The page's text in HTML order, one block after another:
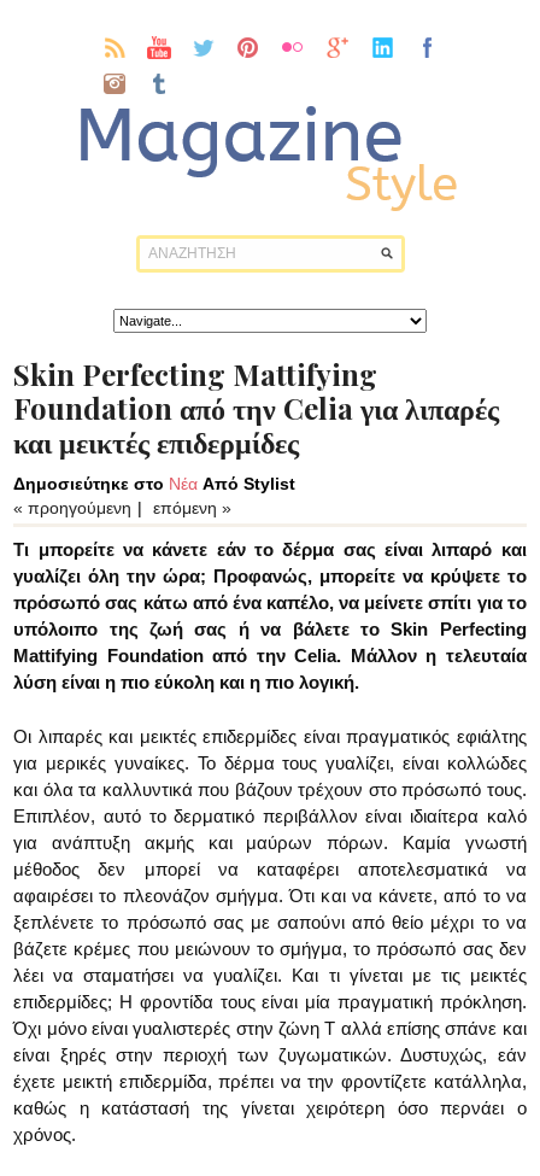
Skin Perfecting Mattifying
Foundation από την Celia για λιπαρές
και μεικτές επιδερμίδες
Δημοσιεύτηκε στο Νέα Από Stylist
« προηγούμενη | επόμενη »
Τι μπορείτε να κάνετε εάν το δέρμα σας είναι λιπαρό και
γυαλίζει όλη την ώρα; Προφανώς, μπορείτε να κρύψετε το
πρόσωπό σας κάτω από ένα καπέλο, να μείνετε σπίτι για το
υπόλοιπο της ζωή σας ή να βάλετε το Skin Perfecting
Mattifying Foundation από την Celia. Μάλλον η τελευταία
λύση είναι η πιο εύκολη και η πιο λογική.
Οι λιπαρές και μεικτές επιδερμίδες είναι πραγματικός εφιάλτης
για μερικές γυναίκες. Το δέρμα τους γυαλίζει, είναι κολλώδες
και όλα τα καλλυντικά που βάζουν τρέχουν στο πρόσωπό τους.
Επιπλέον, αυτό το δερματικό περιβάλλον είναι ιδιαίτερα καλό
για ανάπτυξη ακμής και μαύρων πόρων. Καμία γνωστή
μέθοδος δεν μπορεί να καταφέρει αποτελεσματικά να
αφαιρέσει το πλεονάζον σμήγμα. Ότι και να κάνετε, από το να
ξεπλένετε το πρόσωπό σας με σαπούνι από θείο μέχρι το να
βάζετε κρέμες που μειώνουν το σμήγμα, το πρόσωπό σας δεν
λέει να σταματήσει να γυαλίζει. Και τι γίνεται με τις μεικτές
επιδερμίδες; Η φροντίδα τους είναι μία πραγματική πρόκληση.
Όχι μόνο είναι γυαλιστερές στην ζώνη Τ αλλά επίσης σπάνε και
είναι ξηρές στην περιοχή των ζυγωματικών. Δυστυχώς, εάν
έχετε μεικτή επιδερμίδα, πρέπει να την φροντίζετε κατάλληλα,
καθώς η κατάστασή της γίνεται χειρότερη όσο περνάει ο
χρόνος.